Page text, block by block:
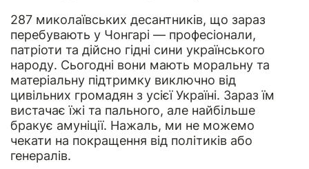
287 миколаївських десантників, що зараз
перебувають у Чонгарі — професіонали,
патріоти та дійсно гідні сини українського
народу. Сьогодні вони мають моральну та
матеріальну підтримку виключно від
цивільних громадян з усієї Україні. Зараз їм
вистачає їжі та пального, але найбільше
бракує амуніції. Нажаль, ми не можемо
чекати на покращення від політиків або
генералів.